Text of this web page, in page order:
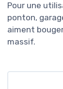
Pour une
ponton,
aiment
massif.